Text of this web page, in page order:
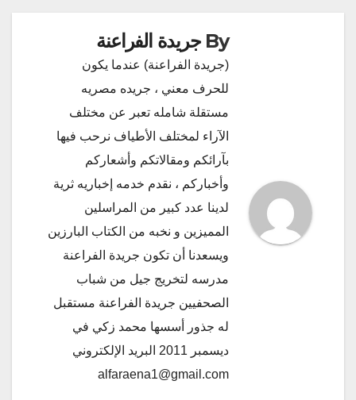
By جريدة الفراعنة
(جريدة الفراعنة) عندما يكون
للحرف معني ، جريده مصريه
مستقلة شامله تعبر عن مختلف
الآراء لمختلف الأطياف نرحب فيها
بآرائكم ومقالاتكم وأشعاركم
وأخباركم ، نقدم خدمه إخباريه ثرية
لدينا عدد كبير من المراسلين
المميزين و نخبه من الكتاب البارزين
ويسعدنا أن تكون جريدة الفراعنة
مدرسه لتخريج جيل من شباب
الصحفيين جريدة الفراعنة مستقبل
له جذور أسسها محمد زكي في
ديسمبر 2011 البريد الإلكتروني
alfaraena1@gmail.com